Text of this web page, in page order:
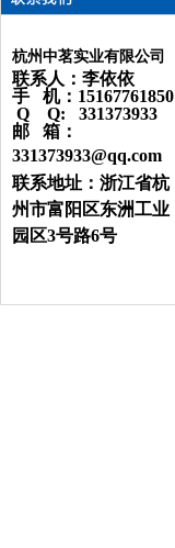
杭州中茗实业有限公司
联系人：李依依
手 机：15167761850
Q Q: 331373933
邮 箱：
331373933@qq.com
联系地址：浙江省杭
州市富阳区东洲工业
园区3号路6号